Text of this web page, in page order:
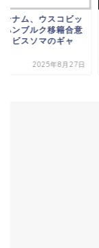
テナム、ウスコビッ
ハンブルク移籍合意
とビスソマのギャ
2025年8月27日